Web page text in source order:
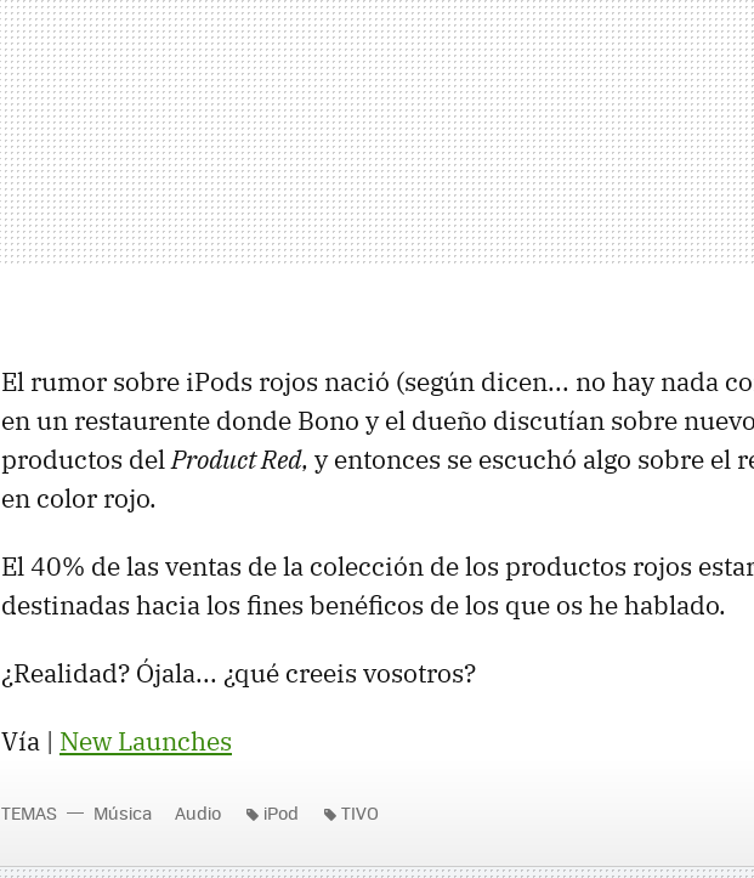
El rumor sobre iPods rojos nació (según dicen... no hay nada
en un restaurente donde Bono y el dueño discutían sobre
productos delProduct Red, y entonces se escuchó algo sobre el
en color rojo.
El 40% de las ventas de la colección de los productos rojos
destinadas hacia los fines benéficos de los que os he hablado.
¿Realidad? Ójala... ¿qué creeis vosotros?
Vía | New Launches
TEMAS Música Audio iPod TIVO